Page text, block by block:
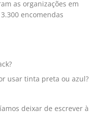
as organizações em
encomendas
usar tinta preta ou azul?
deixar de escrever à